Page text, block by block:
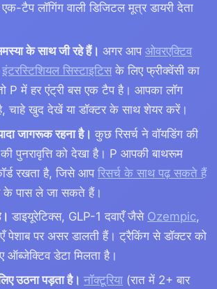
टैप लॉगिंग वाली डिजिटल मूत्र डायरी देता
के साथ जी रहे हैं। अगर आप ओवरएक्टिव
इंटरस्टिशियल सिस्टाइटिसके लिए फ्रीक्वेंसी का
P में हर एंट्री बस एक टैप है। आपका लॉग
चाहे खुद देखें या डॉक्टर के साथ शेयर करें।
जागरूक रहना है। कुछ रिसर्च ने वॉयडिंग की
पुनरावृत्ति को देखा है। P आपकी बाथरूम
रखता है, जिसे आप रिसर्च के साथ पढ़ सकते हैं
के पास ले जा सकते हैं।
डाइयूरेटिक्स, GLP-1 दवाएँ जैसे Ozempic,
पर असर डालती हैं। ट्रैकिंग से डॉक्टर को
डेटा मिलता है।
उठना पड़ता है। नॉक्टूरिया (रात में 2+ बार